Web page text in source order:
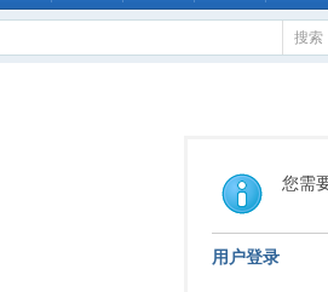
搜索
您需
用户登录